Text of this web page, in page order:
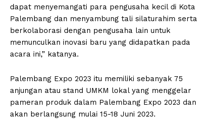
dapat menyemangati para pengusaha kecil di Kota
Palembang dan menyambung tali silaturahim serta
berkolaborasi dengan pengusaha lain untuk
memunculkan inovasi baru yang didapatkan pada
acara ini,” katanya.
Palembang Expo 2023 itu memiliki sebanyak 75
anjungan atau stand UMKM lokal yang menggelar
pameran produk dalam Palembang Expo 2023 dan
akan berlangsung mulai 15-18 Juni 2023.